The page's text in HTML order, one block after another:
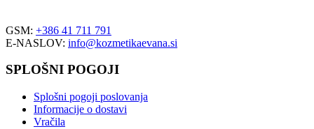
GSM: +386 41 711 791
E-NASLOV: info@kozmetikaevana.si
SPLOŠNI POGOJI
Splošni pogoji poslovanja
Informacije o dostavi
Vračila